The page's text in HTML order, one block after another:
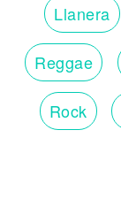
Llanera
Reggae
Rock